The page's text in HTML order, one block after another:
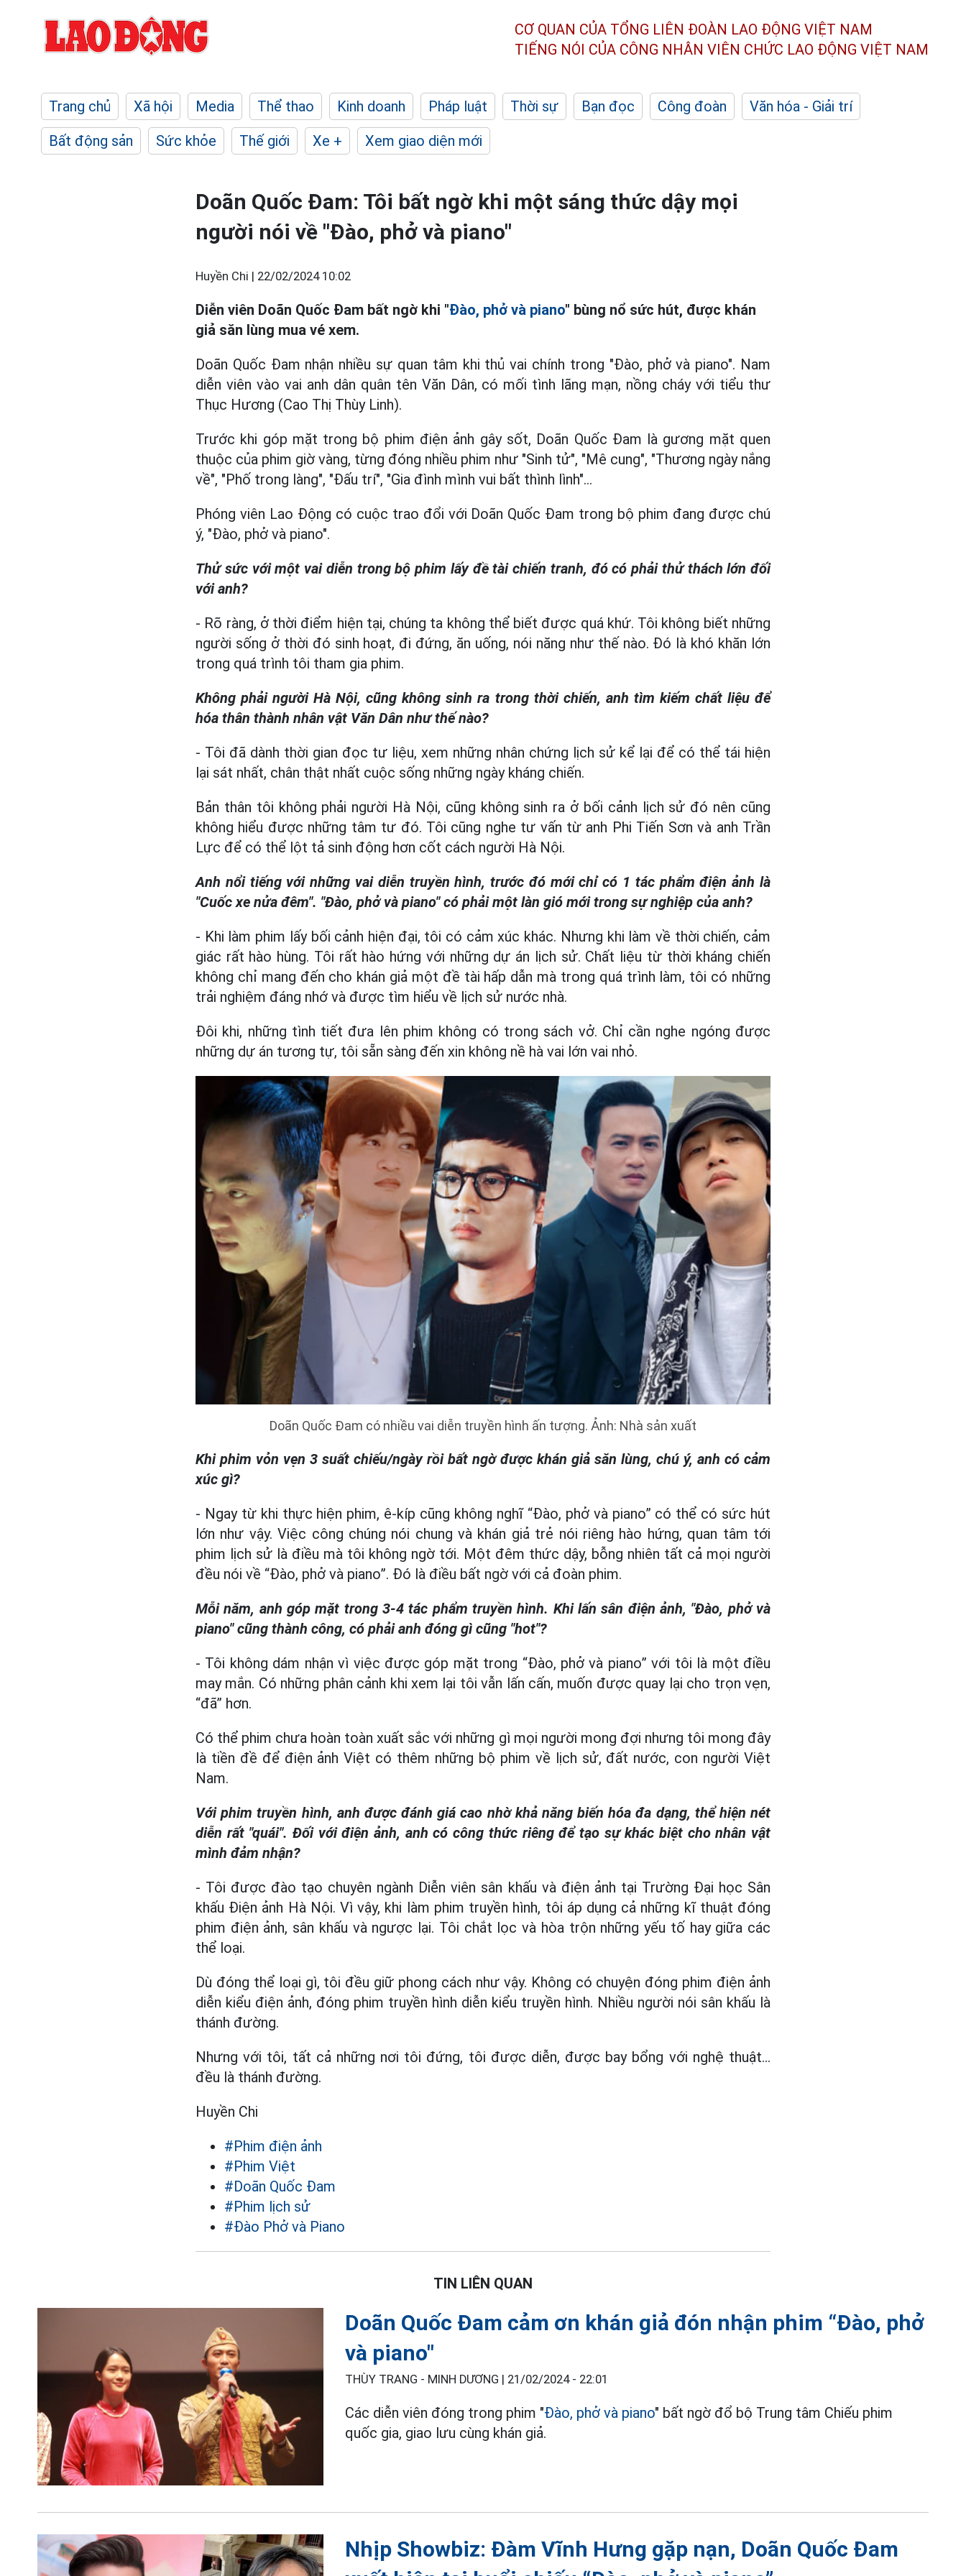
CƠ QUAN CỦA TỔNG LIÊN ĐOÀN LAO ĐỘNG VIỆT NAM
TIẾNG NÓI CỦA CÔNG NHÂN VIÊN CHỨC LAO ĐỘNG VIỆT NAM
Trang chủ Xã hội Media Thể thao Kinh doanh Pháp luật Thời sự Bạn đọc Công đoàn
Văn hóa - Giải trí
Bất động sản
Sức khỏe Thế giới Xe + Xem giao diện mới
Doãn Quốc Đam: Tôi bất ngờ khi một sáng thức dậy mọi
người nói về "Đào, phở và piano"
Huyền Chi | 22/02/2024 10:02
Diễn viên Doãn Quốc Đam bất ngờ khi "Đào, phở và piano" bùng nổ sức hút, được khán
giả săn lùng mua vé xem.
Doãn Quốc Đam nhận nhiều sự quan tâm khi thủ vai chính trong "Đào, phở và piano". Nam
diễn viên vào vai anh dân quân tên Văn Dân, có mối tình lãng mạn, nồng cháy với tiểu thư
Thục Hương (Cao Thị Thùy Linh).
Trước khi góp mặt trong bộ phim điện ảnh gây sốt, Doãn Quốc Đam là gương mặt quen
thuộc của phim giờ vàng, từng đóng nhiều phim như "Sinh tử", "Mê cung", "Thương ngày nắng
về", "Phố trong làng", "Đấu trí", "Gia đình mình vui bất thình lình"…
Phóng viên Lao Động có cuộc trao đổi với Doãn Quốc Đam trong bộ phim đang được chú
ý, "Đào, phở và piano".
Thử sức với một vai diễn trong bộ phim lấy đề tài chiến tranh, đó có phải thử thách lớn đối
với anh?
- Rõ ràng, ở thời điểm hiện tại, chúng ta không thể biết được quá khứ. Tôi không biết những
người sống ở thời đó sinh hoạt, đi đứng, ăn uống, nói năng như thế nào. Đó là khó khăn lớn
trong quá trình tôi tham gia phim.
Không phải người Hà Nội, cũng không sinh ra trong thời chiến, anh tìm kiếm chất liệu để
hóa thân thành nhân vật Văn Dân như thế nào?
- Tôi đã dành thời gian đọc tư liệu, xem những nhân chứng lịch sử kể lại để có thể tái hiện
lại sát nhất, chân thật nhất cuộc sống những ngày kháng chiến.
Bản thân tôi không phải người Hà Nội, cũng không sinh ra ở bối cảnh lịch sử đó nên cũng
không hiểu được những tâm tư đó. Tôi cũng nghe tư vấn từ anh Phi Tiến Sơn và anh Trần
Lực để có thể lột tả sinh động hơn cốt cách người Hà Nội.
Anh nổi tiếng với những vai diễn truyền hình, trước đó mới chỉ có 1 tác phẩm điện ảnh là
"Cuốc xe nửa đêm". "Đào, phở và piano" có phải một làn gió mới trong sự nghiệp của anh?
- Khi làm phim lấy bối cảnh hiện đại, tôi có cảm xúc khác. Nhưng khi làm về thời chiến, cảm
giác rất hào hùng. Tôi rất hào hứng với những dự án lịch sử. Chất liệu từ thời kháng chiến
không chỉ mang đến cho khán giả một đề tài hấp dẫn mà trong quá trình làm, tôi có những
trải nghiệm đáng nhớ và được tìm hiểu về lịch sử nước nhà.
Đôi khi, những tình tiết đưa lên phim không có trong sách vở. Chỉ cần nghe ngóng được
những dự án tương tự, tôi sẵn sàng đến xin không nề hà vai lớn vai nhỏ.
Doãn Quốc Đam có nhiều vai diễn truyền hình ấn tượng. Ảnh: Nhà sản xuất
Khi phim vỏn vẹn 3 suất chiếu/ngày rồi bất ngờ được khán giả săn lùng, chú ý, anh có cảm
xúc gì?
- Ngay từ khi thực hiện phim, ê-kíp cũng không nghĩ “Đào, phở và piano” có thể có sức hút
lớn như vậy. Việc công chúng nói chung và khán giả trẻ nói riêng hào hứng, quan tâm tới
phim lịch sử là điều mà tôi không ngờ tới. Một đêm thức dậy, bỗng nhiên tất cả mọi người
đều nói về “Đào, phở và piano”. Đó là điều bất ngờ với cả đoàn phim.
Mỗi năm, anh góp mặt trong 3-4 tác phẩm truyền hình. Khi lấn sân điện ảnh, "Đào, phở và
piano" cũng thành công, có phải anh đóng gì cũng "hot"?
- Tôi không dám nhận vì việc được góp mặt trong “Đào, phở và piano” với tôi là một điều
may mắn. Có những phân cảnh khi xem lại tôi vẫn lấn cấn, muốn được quay lại cho trọn vẹn,
“đã” hơn.
Có thể phim chưa hoàn toàn xuất sắc với những gì mọi người mong đợi nhưng tôi mong đây
là tiền đề để điện ảnh Việt có thêm những bộ phim về lịch sử, đất nước, con người Việt
Nam.
Với phim truyền hình, anh được đánh giá cao nhờ khả năng biến hóa đa dạng, thể hiện nét
diễn rất "quái". Đối với điện ảnh, anh có công thức riêng để tạo sự khác biệt cho nhân vật
mình đảm nhận?
- Tôi được đào tạo chuyên ngành Diễn viên sân khấu và điện ảnh tại Trường Đại học Sân
khấu Điện ảnh Hà Nội. Vì vậy, khi làm phim truyền hình, tôi áp dụng cả những kĩ thuật đóng
phim điện ảnh, sân khấu và ngược lại. Tôi chắt lọc và hòa trộn những yếu tố hay giữa các
thể loại.
Dù đóng thể loại gì, tôi đều giữ phong cách như vậy. Không có chuyện đóng phim điện ảnh
diễn kiểu điện ảnh, đóng phim truyền hình diễn kiểu truyền hình. Nhiều người nói sân khấu là
thánh đường.
Nhưng với tôi, tất cả những nơi tôi đứng, tôi được diễn, được bay bổng với nghệ thuật…
đều là thánh đường.
Huyền Chi
#Phim điện ảnh
#Phim Việt
#Doãn Quốc Đam
#Phim lịch sử
#Đào Phở và Piano
TIN LIÊN QUAN
Doãn Quốc Đam cảm ơn khán giả đón nhận phim “Đào, phở
và piano"
THÙY TRANG - MINH DƯƠNG | 21/02/2024 - 22:01
Các diễn viên đóng trong phim "Đào, phở và piano" bất ngờ đổ bộ Trung tâm Chiếu phim
quốc gia, giao lưu cùng khán giả.
Nhịp Showbiz: Đàm Vĩnh Hưng gặp nạn, Doãn Quốc Đam